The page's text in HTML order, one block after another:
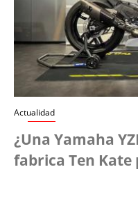
Actualidad
¿Una Yamaha
fabrica Ten Kate